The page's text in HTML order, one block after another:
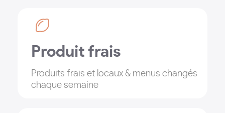
Produit frais
Produits frais et locaux & menus changés
chaque semaine